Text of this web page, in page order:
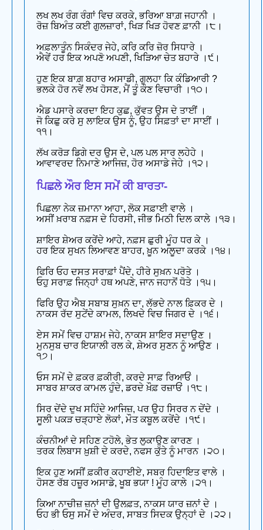
ਲਖ ਲਖ ਰੰਗ ਰੰਗਾਂ ਵਿਚ ਕਰਕੇ, ਭਰਿਆ ਬਾਗ਼ ਜਹਾਨੀ ।
ਰੋਜ਼ ਬਿਅੰਤ ਕਈ ਗੁਲਜ਼ਾਰਾਂ, ਖਿੜ ਖਿੜ ਹੋਵਣ ਫ਼ਾਨੀ ।੮।
ਅਫ਼ਲਾਤੂੰਨ ਸਿਕੰਦਰ ਜੇਹੇ, ਕਰਿ ਕਰਿ ਜ਼ੋਰ ਸਿਧਾਰੇ ।
ਐਵੇਂ ਹਰ ਇਕ ਅਪਣੋ ਅਪਣੀ, ਖਿੜਿਆ ਚੇਤ ਬਹਾਰੇ ।੯।
ਹੁਣ ਇਕ ਬਾਗ਼ ਬਹਾਰ ਅਸਾਡੀ, ਗੁਲਹਾ ਕਿ ਕੰਡਿਆਰੀ ?
ਭਲਕੇ ਹੋਰ ਨਵੇਂ ਲਖ ਹੋਸਣ, ਮੈਂ ਤੂੰ ਕੌਣ ਵਿਚਾਰੀ ।੧੦।
ਐਡ ਪਸਾਰੇ ਕਰਦਾ ਇਹ ਕੁਛ, ਕੁੱਵਤ ਉਸ ਦੇ ਤਾਈਂ ।
ਜੋ ਕਿਛੁ ਕਰੇ ਸੁ ਲਾਇਕ ਉਸ ਨੂੰ, ਉਹ ਸਿਫ਼ਤਾਂ ਦਾ ਸਾਈਂ ।
੧੧।
ਲੱਖ ਕਰੋੜ ਡਿਗੇ ਦਰ ਉਸ ਦੇ, ਪਲ ਪਲ ਸਾਰ ਲਹੇਹੇ ।
ਆਵਾਵਰਦ ਨਿਮਾਣੇ ਆਜਿਜ਼, ਹੋਰ ਅਸਾਡੇ ਜੇਹੇ ।੧੨।
ਪਿਛਲੇ ਔਰ ਇਸ ਸਮੇਂ ਕੀ ਬਾਰਤਾ-
ਪਿਛਲਾ ਨੇਕ ਜ਼ਮਾਨਾ ਆਹਾ, ਲੋਕ ਸਫ਼ਾਈ ਵਾਲੇ ।
ਅਸੀਂ ਖ਼ਰਾਬ ਨਫ਼ਸ ਦੇ ਹਿਰਸੀ, ਜੀਭ ਮਿਠੀ ਦਿਲ ਕਾਲੇ ।੧੩।
ਸ਼ਾਇਰ ਸ਼ੇਅਰ ਕਰੇਂਦੇ ਆਹੇ, ਨਫ਼ਸ ਛੁਰੀ ਮੂੰਹ ਧਰ ਕੇ ।
ਹਰ ਇਕ ਸੁਖਨ ਲਿਆਵਣ ਬਾਹਰ, ਖ਼ੂਨ ਅਲੂਦਾ ਕਰਕੇ ।੧੪।
ਫਿਰਿ ਓਹ ਦਸਤ ਸਰਾਫ਼ਾਂ ਪੈਂਦੇ, ਹੀਰੇ ਸੁਖ਼ਨ ਪਰੋਤੇ ।
ਓਹੁ ਸਰਾਫ਼ ਜਿਨ੍ਹਾਂ ਹਥ ਅਪਣੇ, ਜਾਨ ਜਹਾਨੋਂ ਧੋਤੇ ।੧੫।
ਫਿਰਿ ਉਹ ਐਬ ਸਬਾਬ ਸੁਖ਼ਨ ਦਾ, ਲੱਭਦੇ ਨਾਲ ਫ਼ਿਕਰ ਦੇ ।
ਨਾਕਸ ਰੱਦ ਸੁਟੇਂਦੇ ਕਾਮਲ, ਲਿਖਦੇ ਵਿਚ ਜਿਗਰ ਦੇ ।੧੬।
ਏਸ ਸਮੇਂ ਵਿਚ ਹਾਸ਼ਮ ਜੇਹੇ, ਨਾਕਸ ਸ਼ਾਇਰ ਸਦਾਉਣ ।
ਮੁਨਸੁਬ ਚਾਰ ਇਯਾਲੀ ਰਲ ਕੇ, ਸ਼ੇਅਰ ਸੁਣਨ ਨੂੰ ਆਉਣ ।
੧੭।
ਓਸ ਸਮੇਂ ਦੇ ਫ਼ਕਰ ਫ਼ਕੀਰੀ, ਕਰਦੇ ਸਾਫ਼ ਰਿਆਓਂ ।
ਸਾਬਰ ਸ਼ਾਕਰ ਕਾਮਲ ਹੁੰਦੇ, ਡਰਦੇ ਖ਼ੌਫ਼ ਰਜ਼ਾਓਂ ।੧੮।
ਸਿਰ ਦੇਂਦੇ ਦੁਖ ਸਹਿੰਦੇ ਆਜਿਜ਼, ਪਰ ਉਹ ਸਿਰਰ ਨ ਦੇਂਦੇ ।
ਸੂਲੀ ਪਕੜ ਚੜ੍ਹਾਏ ਲੋਕਾਂ, ਮੌਤ ਕਬੂਲ ਕਰੇਂਦੇ ।੧੯।
ਕੰਚਨੀਆਂ ਦੇ ਸਹਿਣ ਟਹੋਲੇ, ਭੇਤ ਲੁਕਾਉਣ ਕਾਰਣ ।
ਤਰਕ ਲਿਬਾਸ ਖ਼ੁਸ਼ੀ ਦੇ ਕਰਦੇ, ਨਫਸ ਕੁੱਤੇ ਨੂੰ ਮਾਰਨ ।੨੦।
ਇਕ ਹੁਣ ਅਸੀਂ ਫ਼ਕੀਰ ਕਹਾਈਏ, ਸਬਰ ਹਿਦਾਇਤ ਵਾਲੇ ।
ਹੋਸਣ ਰੱਬ ਹਜ਼ੂਰ ਅਸਾਡੇ, ਖੂਬ ਭਯਾ ! ਮੂੰਹ ਕਾਲੇ ।੨੧।
ਕਿਆ ਨਾਚੀਜ਼ ਜ਼ਨਾਂ ਦੀ ਉਲਫ਼ਤ, ਨਾਕਸ ਯਾਰ ਜ਼ਨਾਂ ਦੇ ।
ਓਹ ਭੀ ਓਸੁ ਸਮੇਂ ਦੇ ਅੰਦਰ, ਸਾਬਤ ਸਿਦਕ ਉਨ੍ਹਾਂ ਦੇ ।੨੨।